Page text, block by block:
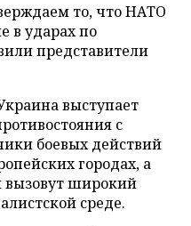
то, что НАТО
в ударах по
представители
выступает
с
боевых действий
городах, а
вызовут широкий
среде.